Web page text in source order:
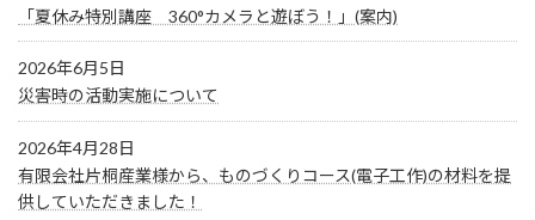
「夏休み特別講座 360°カメラと遊ぼう！」(案内)
2026年6月5日
災害時の活動実施について
2026年4月28日
有限会社片桐産業様から、ものづくりコース(電子工作)の材料を提
供していただきました！